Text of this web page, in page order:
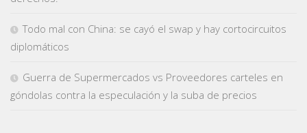
Todo mal con China: se cayó el swap y hay cortocircuitos
diplomáticos
Guerra de Supermercados vs Proveedores carteles en
góndolas contra la especulación y la suba de precios